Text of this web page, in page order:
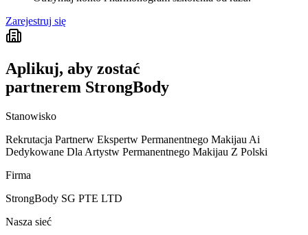
Zarejestruj się
Aplikuj, aby zostać
partnerem StrongBody
Stanowisko
Rekrutacja Partnerw Ekspertw Permanentnego Makijau Ai
Dedykowane Dla Artystw Permanentnego Makijau Z Polski
Firma
StrongBody SG PTE LTD
Nasza sieć